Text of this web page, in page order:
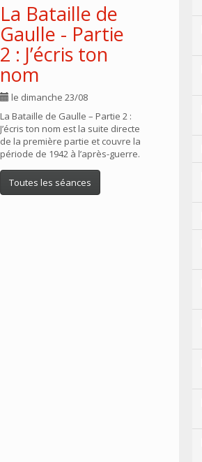
La Bataille de
Gaulle - Partie
2 : J’écris ton
nom
le dimanche 23/08
La Bataille de Gaulle – Partie 2 :
J’écris ton nom est la suite directe
de la première partie et couvre la
période de 1942 à l’après-guerre.
Toutes les séances